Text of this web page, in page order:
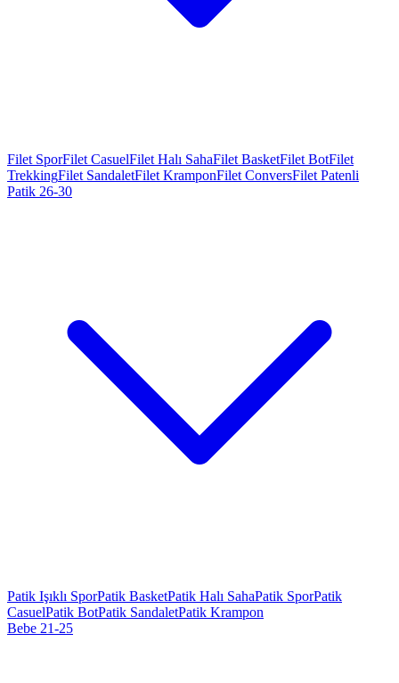
Filet SporFilet CasuelFilet Halı SahaFilet BasketFilet BotFilet
TrekkingFilet SandaletFilet KramponFilet ConversFilet Patenli
Patik 26-30
Patik Işıklı SporPatik BasketPatik Halı SahaPatik SporPatik
CasuelPatik BotPatik SandaletPatik Krampon
Bebe 21-25